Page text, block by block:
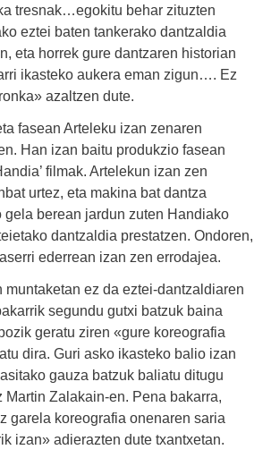
tresnak…egokitu behar zituzten
eztei baten tankerako dantzaldia
eta horrek gure dantzaren historian
ikasteko aukera eman zigun…. Ez
azaltzen dute.
fasean Arteleku izan zenaren
Han izan baitu produkzio fasean
filmak. Artelekun izan zen
urtez, eta makina bat dantza
gela berean jardun zuten Handiako
dantzaldia prestatzen. Ondoren,
ederrean izan zen errodajea.
muntaketan ez da eztei-dantzaldiaren
segundu gutxi batzuk baina
geratu ziren «gure koreografia
dira. Guri asko ikasteko balio izan
gauza batzuk baliatu ditugu
Martin Zalakain-en. Pena bakarra,
garela koreografia onenaren saria
izan» adierazten dute txantxetan.